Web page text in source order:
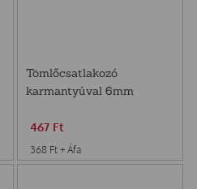
Tömlőcsatlakozó
karmantyúval 6mm
467 Ft
368 Ft + Áfa